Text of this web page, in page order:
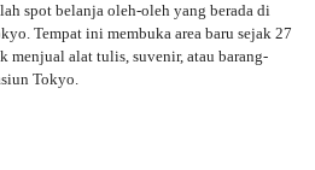
spot belanja oleh-oleh yang berada di
Tempat ini membuka area baru sejak 27
menjual alat tulis, suvenir, atau barang-
Tokyo.